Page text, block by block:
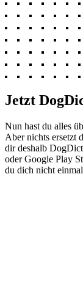
Jetzt
Nun hast du alles
Aber nichts ersetzt
dir deshalb
oder Google Play
du dich nicht